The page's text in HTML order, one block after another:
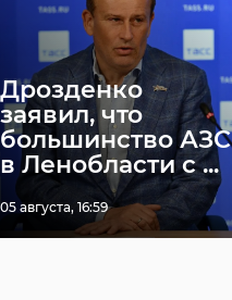
Дрозденко
заявил, что
большинство АЗС
в Ленобласти с ...
05 августа, 16:59